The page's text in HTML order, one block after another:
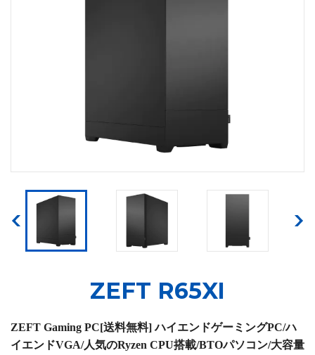
ZEFT R65XI
ZEFT Gaming PC[送料無料] ハイエンドゲーミングPC/ハ
イエンドVGA/人気のRyzen CPU搭載/BTOパソコン/大容量